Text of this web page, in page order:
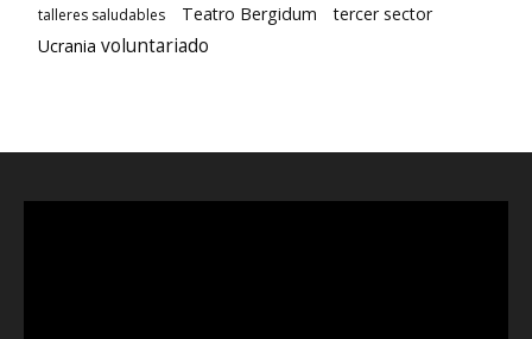
talleres saludables Teatro Bergidum
tercer sector
Ucrania voluntariado